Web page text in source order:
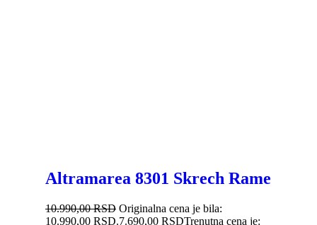
Altramarea 8301 Skrech Rame
10.990,00RSD Originalna cena je bila:
10.990,00 RSD.7.690,00 RSDTrenutna cena je: